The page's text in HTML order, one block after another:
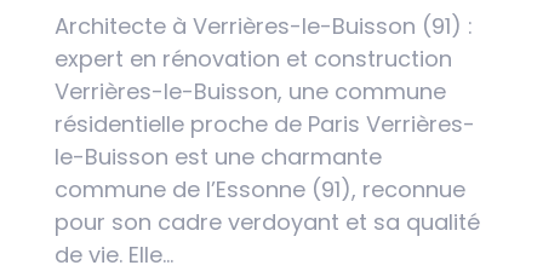
Architecte à Verrières-le-Buisson (91) :
expert en rénovation et construction
Verrières-le-Buisson, une commune
résidentielle proche de Paris Verrières-
le-Buisson est une charmante
commune de l’Essonne (91), reconnue
pour son cadre verdoyant et sa qualité
de vie. Elle...